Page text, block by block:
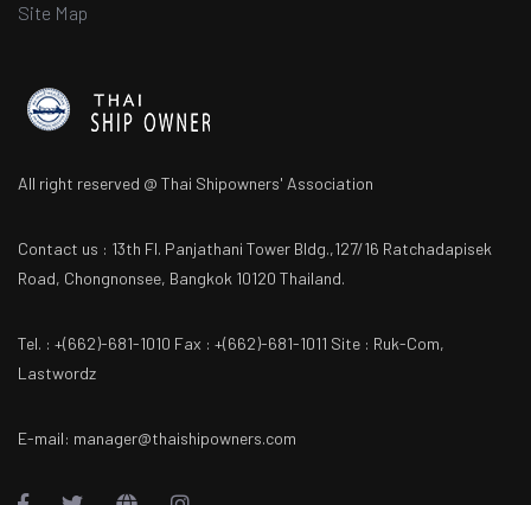
Site Map
All right reserved @ Thai Shipowners' Association
Contact us : 13th Fl. Panjathani Tower Bldg.,127/16 Ratchadapisek
Road, Chongnonsee, Bangkok 10120 Thailand.
Tel. : +(662)-681-1010 Fax : +(662)-681-1011 Site : Ruk-Com,
Lastwordz
E-mail: manager@thaishipowners.com